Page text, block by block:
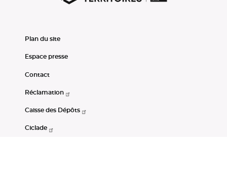
Plan du site
Espace presse
Contact
Réclamation
Caisse des Dépôts
Ciclade